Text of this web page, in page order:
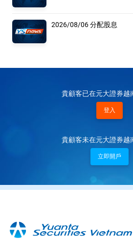
2026/08/06 分配股息
貴顧客已在元大證券越
登入
貴顧客未在元大證券越
立即開戶